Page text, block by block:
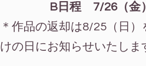
B日程 7/26（金）
＊作品の返却は8/25（日
けの日にお知らせいたしま